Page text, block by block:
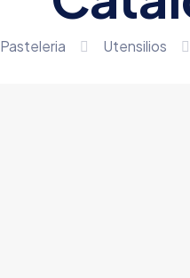
Pasteleria Utensilios